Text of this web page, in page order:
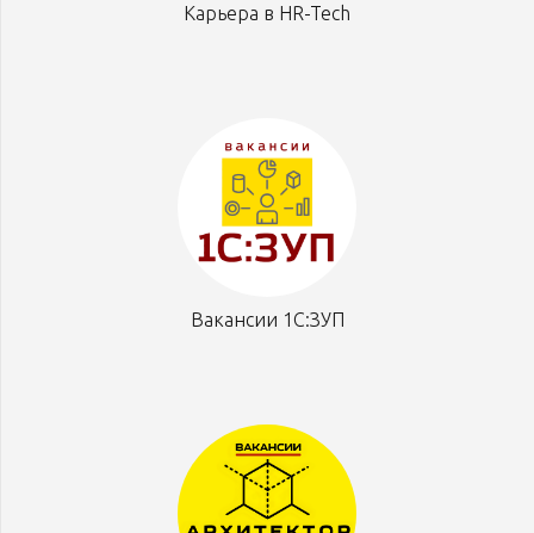
Карьера в HR-Tech
Вакансии 1С:ЗУП